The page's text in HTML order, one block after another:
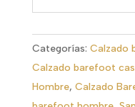
Categorías: Calzado
Calzado barefoot
Hombre, Calzado